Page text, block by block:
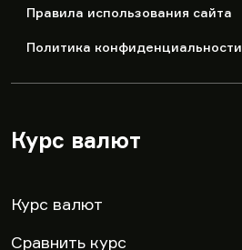
Правила использования сайта
Политика конфиденциальности
Курс валют
Курс валют
Сравнить курс